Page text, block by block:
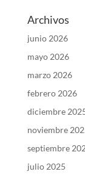
Archivos
junio 2026
mayo 2026
marzo 2026
febrero 2026
diciembre
noviembre
septiembre
julio 2025